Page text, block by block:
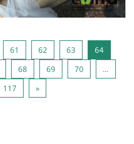
61 Strona 61
62 Strona 62
63 Strona 63
64Strona
Strona 67
68 Strona 68
69 Strona 69
70
…
117 Strona 117
»Następna strona